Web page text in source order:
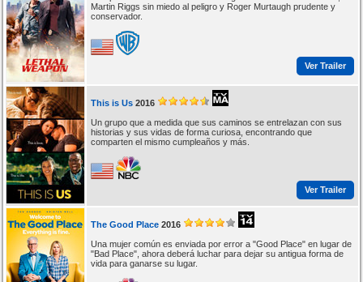
Martin Riggs sin miedo al peligro y Roger Murtaugh prudente y
conservador.
Ver Trailer
This is Us 2016
Un grupo que a medida que sus caminos se entrelazan con sus
historias y sus vidas de forma curiosa, encontrando que
comparten el mismo cumpleaños y más.
Ver Trailer
The Good Place 2016
Una mujer común es enviada por error a "Good Place" en lugar de
"Bad Place", ahora deberá luchar para dejar su antigua forma de
vida para ganarse su lugar.